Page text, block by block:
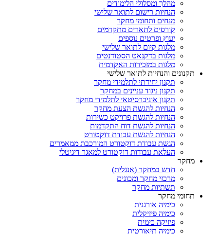
מהלך ומסלולי הלימודים
הנחיות רישום לתואר שלישי
מנחים ותחומי מחקר
קורסים לתארים מתקדמים
יעוץ ופרטים נוספים
מלגות קיום לתואר שלישי
מלגות בדקנאט הסטודנטים
מלגות במזכירות האקדמית
תקנונים והנחיות לתואר שלישי
תקנון יחידתי לתלמידי מחקר
תקנון ניגוד עניינים במחקר
תקנון אוניברסיטאי לתלמידי מחקר
הנחיות להגשת הצעת מחקר
הנחיות להגשת פרויקט כשירות
הנחיות להגשת דוח התקדמות
הנחיות להגשת עבודת דוקטורט
הגשת עבודת דוקטורט המורכבת ממאמרים
העלאת עבודות דוקטורט למאגר דיגיטלי
מחקר
חדש במחקר (אנגלית)
מרכזי מחקר ומכונים
תשתיות מחקר
תחומי מחקר
כימיה אורגנית
כימיה פיזיקלית
פיזיקה כימית
כימיה תיאורטית